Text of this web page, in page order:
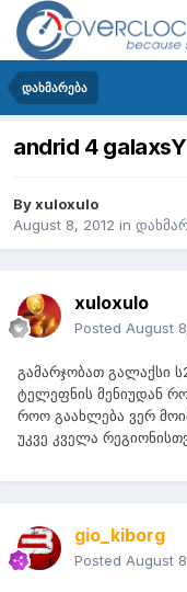
დახმარება
andrid 4 galaxsY
Byxuloxulo
August 8, 2012 in
xuloxulo
Posted August
გამარჯობათ გალაქსი
ტელეფნის მენიუდან
როო გაახლება ვერ
უკვე კველა
gio_kiborg
Posted August